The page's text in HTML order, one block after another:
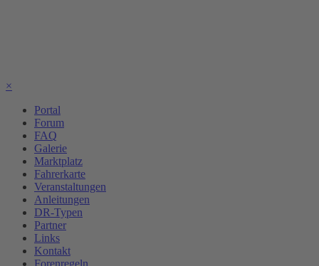
×
Portal
Forum
FAQ
Galerie
Marktplatz
Fahrerkarte
Veranstaltungen
Anleitungen
DR-Typen
Partner
Links
Kontakt
Forenregeln